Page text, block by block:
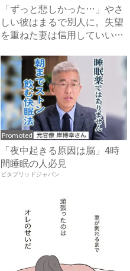
「ずっと悲しかった…」やさ
しい彼はまるで別人に。失望
を重ねた妻は信用していいか
Promoted
「夜中起きる原因は脳」4時
間睡眠の人必見
ビタブリッドジャパン